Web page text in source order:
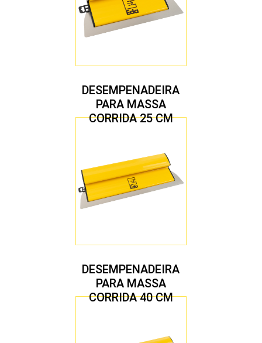
DESEMPENADEIRA
PARA MASSA
CORRIDA 25 CM
DESEMPENADEIRA
PARA MASSA
CORRIDA 40 CM